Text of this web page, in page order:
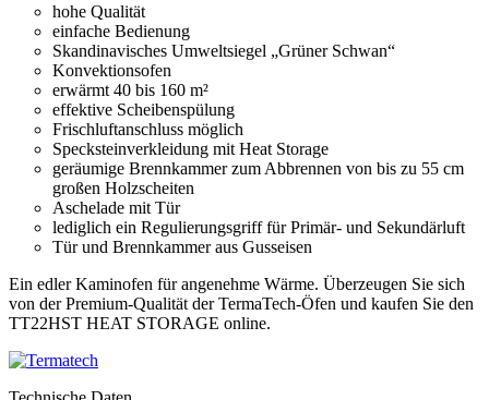
hohe Qualität
einfache Bedienung
Skandinavisches Umweltsiegel „Grüner Schwan“
Konvektionsofen
erwärmt 40 bis 160 m²
effektive Scheibenspülung
Frischluftanschluss möglich
Specksteinverkleidung mit Heat Storage
geräumige Brennkammer zum Abbrennen von bis zu 55 cm
großen Holzscheiten
Aschelade mit Tür
lediglich ein Regulierungsgriff für Primär- und Sekundärluft
Tür und Brennkammer aus Gusseisen
Ein edler Kaminofen für angenehme Wärme. Überzeugen Sie sich
von der Premium-Qualität der TermaTech-Öfen und kaufen Sie den
TT22HST HEAT STORAGE online.